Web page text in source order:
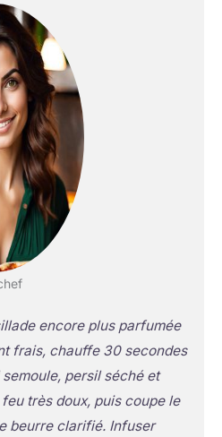
encore plus parfumée
frais, chauffe 30 secondes
persil séché et
feu très doux, puis coupe le
beurre clarifié. Infuser